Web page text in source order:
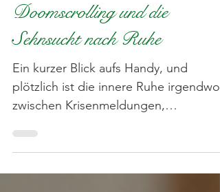
Bewusst:sein im Alltag
Doomscrolling und die
Sehnsucht nach Ruhe
Ein kurzer Blick aufs Handy, und
plötzlich ist die innere Ruhe irgendwo
zwischen Krisenmeldungen,
Kommentarspalten und schlechten
Nachrichten verschwunden. Dieser